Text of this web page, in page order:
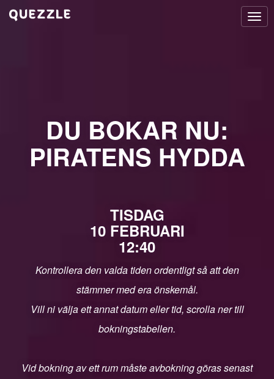
DU BOKAR NU:
PIRATENS HYDDA
TISDAG
10 FEBRUARI
12:40
Kontrollera den valda tiden ordentligt så att den
stämmer med era önskemål.
Vill ni välja ett annat datum eller tid, scrolla ner till
bokningstabellen.
Vid bokning av ett rum måste avbokning göras senast